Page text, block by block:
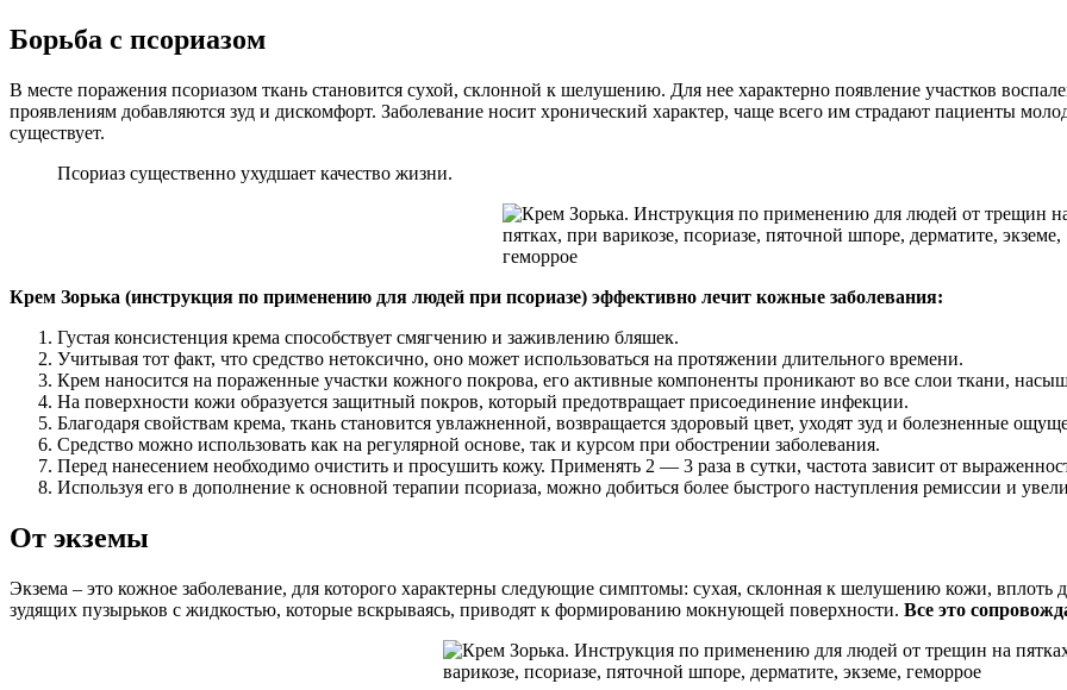
Борьба с псориазом
В месте поражения псориазом ткань становится сухой, склонной к шелушению. Для нее характерно появление участков
проявлениям добавляются зуд и дискомфорт. Заболевание носит хронический характер, чаще всего им страдают пациенты
существует.
Псориаз существенно ухудшает качество жизни.
Крем Зорька (инструкция по применению для людей при псориазе) эффективно лечит кожные заболевания:
Густая консистенция крема способствует смягчению и заживлению бляшек.
Учитывая тот факт, что средство нетоксично, оно может использоваться на протяжении длительного времени.
Крем наносится на пораженные участки кожного покрова, его активные компоненты проникают во все слои ткани,
На поверхности кожи образуется защитный покров, который предотвращает присоединение инфекции.
Благодаря свойствам крема, ткань становится увлажненной, возвращается здоровый цвет, уходят зуд и болезненные
Средство можно использовать как на регулярной основе, так и курсом при обострении заболевания.
Перед нанесением необходимо очистить и просушить кожу. Применять 2 — 3 раза в сутки, частота зависит от
Используя его в дополнение к основной терапии псориаза, можно добиться более быстрого наступления ремиссии и
От экземы
Экзема – это кожное заболевание, для которого характерны следующие симптомы: сухая, склонная к шелушению кожи, вплоть
зудящих пузырьков с жидкостью, которые вскрываясь, приводят к формированию мокнующей поверхности. Все это